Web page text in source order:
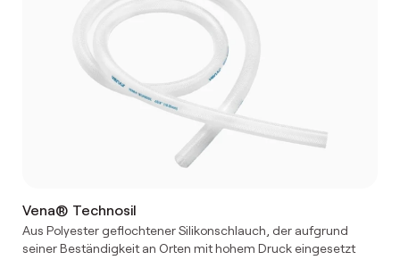
Vena® Technosil
Aus Polyester geflochtener Silikonschlauch, der aufgrund
seiner Beständigkeit an Orten mit hohem Druck eingesetzt